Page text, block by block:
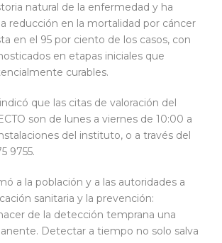
natural de la enfermedad y ha
reducción en la mortalidad por cáncer
en el 95 por ciento de los casos, con
en etapas iniciales que
curables.
que las citas de valoración del
son de lunes a viernes de 10:00 a
del instituto, o a través del
9755.
a la población y a las autoridades a
sanitaria y la prevención:
de la detección temprana una
Detectar a tiempo no solo salva